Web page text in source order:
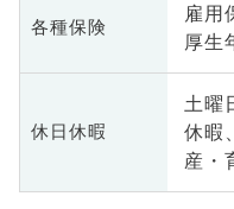
各種保険
雇用
厚生
休日休暇
土曜
休暇
産・